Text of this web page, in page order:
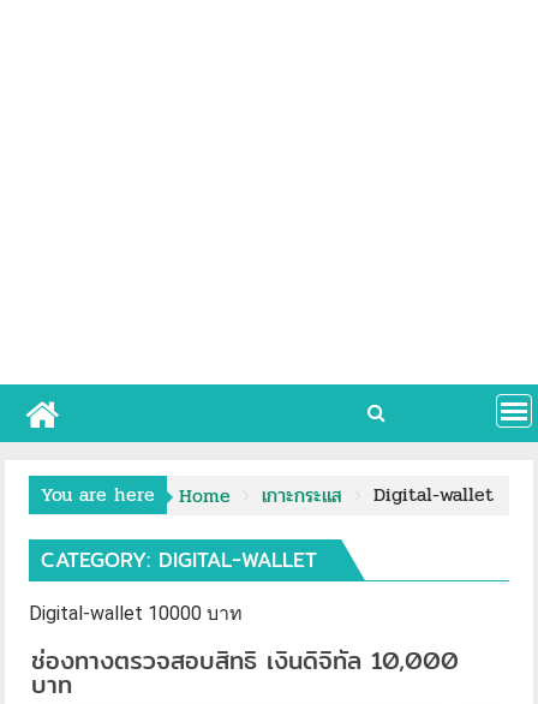
You are here Home เกาะกระแส Digital-wallet
CATEGORY: DIGITAL-WALLET
Digital-wallet 10000 บาท
ช่องทางตรวจสอบสิทธิ เงินดิจิทัล 10,000
บาท